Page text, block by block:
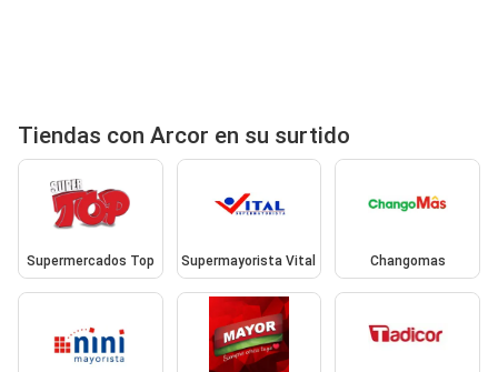
Tiendas con Arcor en su surtido
Supermercados Top Supermayorista Vital Changomas